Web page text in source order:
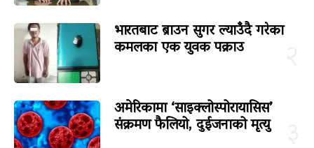
भारतबाट ब्राउन सुगर ल्याउँदै गरेका
कमलका एक युवक पक्राउ
अमेरिकामा ‘साइक्लोस्पोरायासिस’
संक्रमण फैलियो, दुईजनाको मृत्यु